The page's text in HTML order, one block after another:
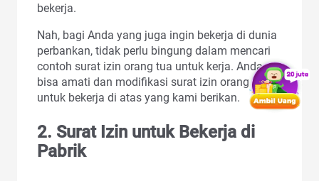
bekerja.
Nah, bagi Anda yang juga ingin bekerja di dunia
perbankan, tidak perlu bingung dalam mencari
contoh surat izin orang tua untuk kerja. Anda
bisa amati dan modifikasi surat izin orang tua
untuk bekerja di atas yang kami berikan.
2. Surat Izin untuk Bekerja di
Pabrik